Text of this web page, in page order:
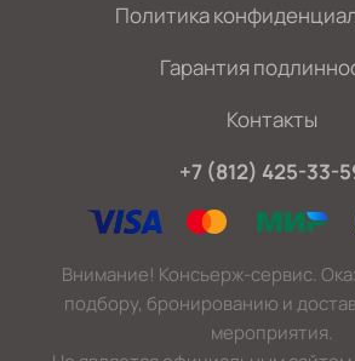
Политика
Гарантия
Контакты
+7 (812) 425-33-
Внимание! Консьерж-сервис.
подбору, бронированию и
мероприятия.